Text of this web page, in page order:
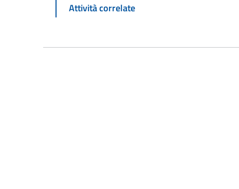
Attività correlate